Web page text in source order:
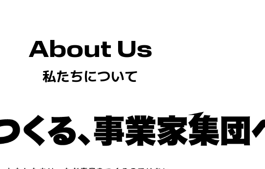
About Us
私たちについて